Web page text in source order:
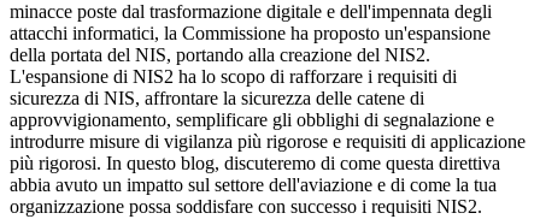
minacce poste dal trasformazione digitale e dell'impennata degli
attacchi informatici, la Commissione ha proposto un'espansione
della portata del NIS, portando alla creazione del NIS2.
L'espansione di NIS2 ha lo scopo di rafforzare i requisiti di
sicurezza di NIS, affrontare la sicurezza delle catene di
approvvigionamento, semplificare gli obblighi di segnalazione e
introdurre misure di vigilanza più rigorose e requisiti di applicazione
più rigorosi. In questo blog, discuteremo di come questa direttiva
abbia avuto un impatto sul settore dell'aviazione e di come la tua
organizzazione possa soddisfare con successo i requisiti NIS2.